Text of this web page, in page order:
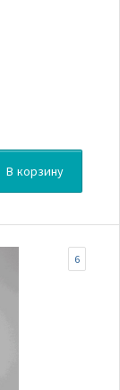
В корзину
6